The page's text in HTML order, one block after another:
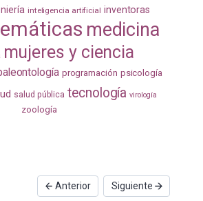
Anterior Siguiente
inteligencia artificial inventoras
medicina
mujeres y ciencia
programación psicología
salud pública tecnología virología
zoología